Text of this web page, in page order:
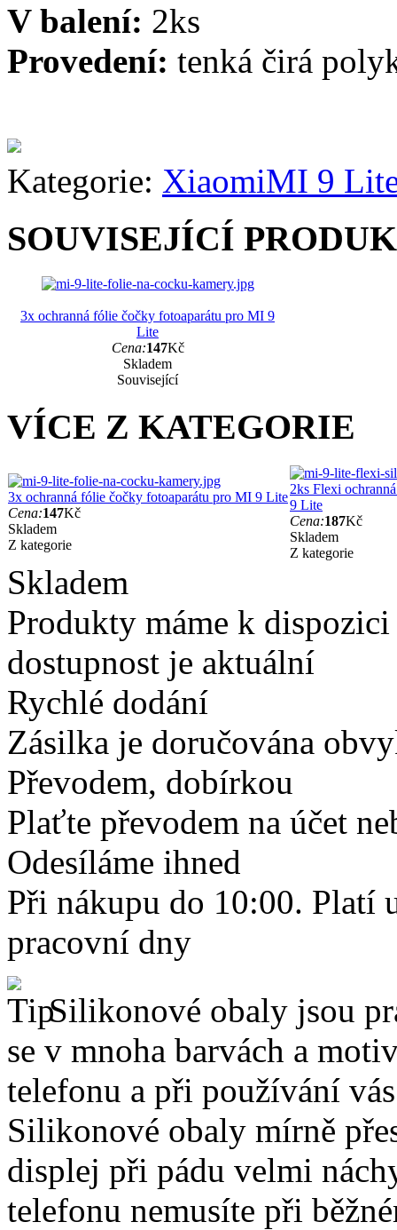
V balení: 2ks
Provedení: tenká čirá
Kategorie: XiaomiMI 9
SOUVISEJÍCÍ
3x ochranná fólie čočky fotoaparátu pro MI 9
Lite
Cena:147Kč
Skladem
Související
VÍCE Z KATEGORIE
3x ochranná fólie čočky fotoaparátu pro MI 9 Lite
Cena:147Kč
Skladem
Z kategorie
2ks Flexi
9 Lite
Cena:187Kč
Skladem
Z kategorie
Skladem
Produkty máme k
dostupnost je aktuální
Rychlé dodání
Zásilka je doručována
Převodem, dobírkou
Plaťte převodem na účet
Odesíláme ihned
Při nákupu do 10:00. Platí
pracovní dny
Silikonové obaly jsou
se v mnoha barvách a
telefonu a při používání
Silikonové obaly mírně
displej při pádu velmi
telefonu nemusíte při